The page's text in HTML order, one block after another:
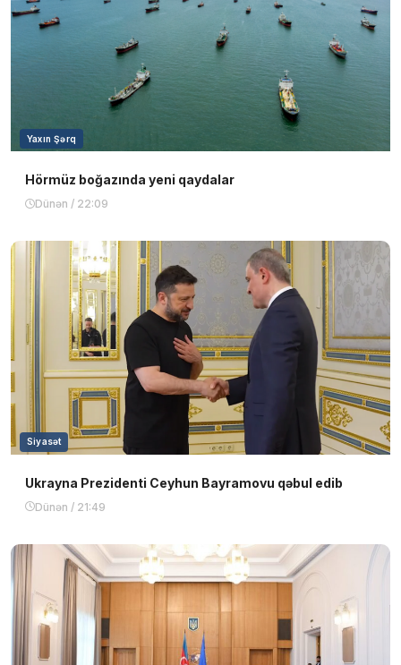
Yaxın Şərq
Hörmüz boğazında yeni qaydalar
Dünən / 22:09
Siyasət
Ukrayna Prezidenti Ceyhun Bayramovu qəbul edib
Dünən / 21:49